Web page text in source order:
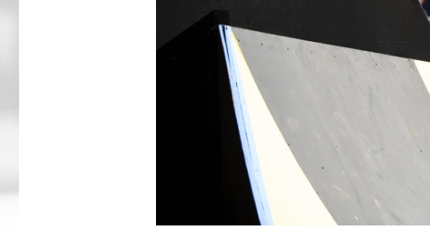
Kunstwielrijden
Baanwielrennen
BMX freestyle